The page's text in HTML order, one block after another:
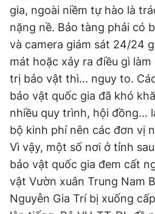
gia, ngoài niềm tự hào là
nặng nề. Bảo tàng phải có
và camera giám sát 24/24
mát hoặc xảy ra điều gì
trị bảo vật thì... nguy to.
bảo vật quốc gia đã khó
nhiều quy trình, hội đồng...
bộ kinh phí nên các đơn vị
Vì vậy, một số nơi ở tỉnh
bảo vật quốc gia đem cất
vật Vườn xuân Trung Nam
Nguyễn Gia Trí bị xuống